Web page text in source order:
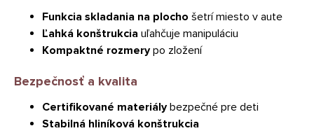
Funkcia skladania na plocho šetrí miesto v aute
Ľahká konštrukcia uľahčuje manipuláciu
Kompaktné rozmery po zložení
Bezpečnosť a kvalita
Certifikované materiály bezpečné pre deti
Stabilná hliníková konštrukcia